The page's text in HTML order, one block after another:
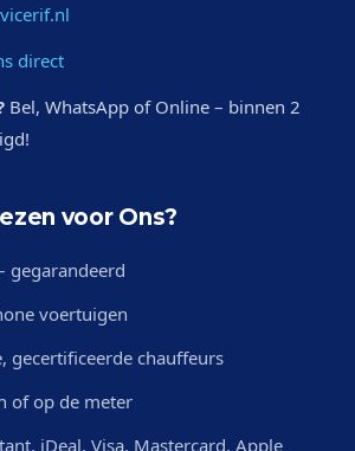
direct
Bel, WhatsApp of Online – binnen 2
voor Ons?
gegarandeerd
voertuigen
gecertificeerde chauffeurs
of op de meter
iDeal, Visa, Mastercard, Apple